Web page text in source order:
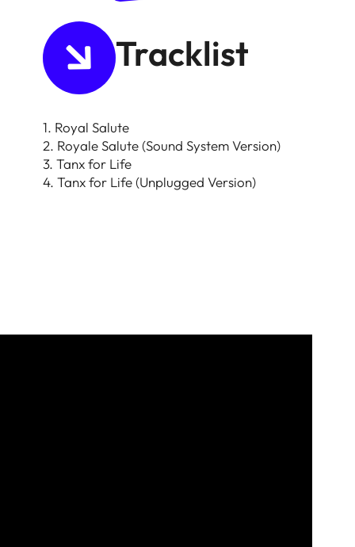
Tracklist
1. Royal Salute
2. Royale Salute (Sound System Version)
3. Tanx for Life
4. Tanx for Life (Unplugged Version)